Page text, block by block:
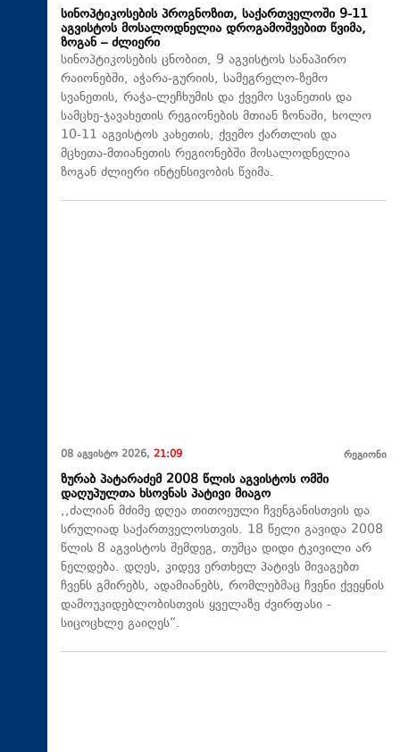
სინოპტიკოსების პროგნოზით, საქართველოში 9-11
აგვისტოს მოსალოდნელია დროგამოშვებით წვიმა,
ზოგან – ძლიერი
სინოპტიკოსების ცნობით, 9 აგვისტოს სანაპირო
რაიონებში, აჭარა-გურიის, სამეგრელო-ზემო
სვანეთის, რაჭა-ლეჩხუმის და ქვემო სვანეთის და
სამცხე-ჯავახეთის რეგიონების მთიან ზონაში, ხოლო
10-11 აგვისტოს კახეთის, ქვემო ქართლის და
მცხეთა-მთიანეთის რეგიონებში მოსალოდნელია
ზოგან ძლიერი ინტენსივობის წვიმა.
08 აგვისტო 2026, 21:09 რეგიონი
ზურაბ პატარაძემ 2008 წლის აგვისტოს ომში
დაღუპულთა ხსოვნას პატივი მიაგო
,,ძალიან მძიმე დღეა თითოეული ჩვენგანისთვის და
სრულიად საქართველოსთვის. 18 წელი გავიდა 2008
წლის 8 აგვისტოს შემდეგ, თუმცა დიდი ტკივილი არ
ნელდება. დღეს, კიდევ ერთხელ პატივს მივაგებთ
ჩვენს გმირებს, ადამიანებს, რომლებმაც ჩვენი ქვეყნის
დამოუკიდებლობისთვის ყველაზე ძვირფასი -
სიცოცხლე გაიღეს“.